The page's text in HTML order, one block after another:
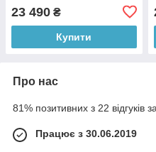
23 490 ₴
Купити
Про нас
81% позитивних з 22 відгуків
Працює з 30.06.2019